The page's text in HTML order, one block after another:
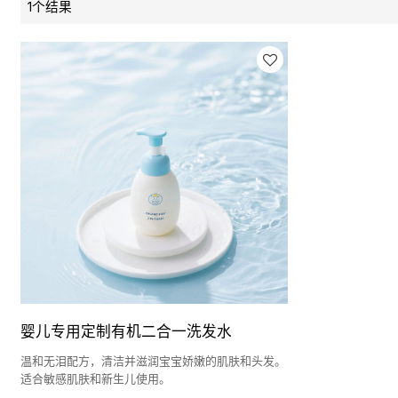
1个结果
婴儿专用定制有机二合一洗发水
温和无泪配方，清洁并滋润宝宝娇嫩的肌肤和头发。
适合敏感肌肤和新生儿使用。